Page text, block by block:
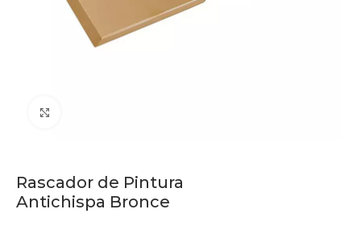
Rascador de Pintura
Antichispa Bronce